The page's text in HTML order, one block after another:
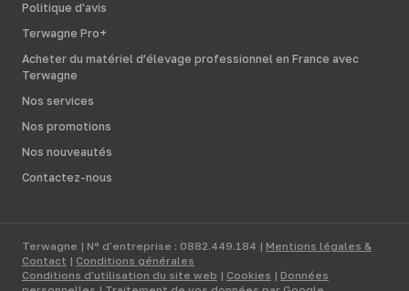
Politique d'avis
Terwagne Pro+
Acheter du matériel d’élevage professionnel en France avec
Terwagne
Nos services
Nos promotions
Nos nouveautés
Contactez-nous
Terwagne | N° d'entreprise : 0882.449.184 | Mentions légales &
Contact | Conditions générales
Conditions d'utilisation du site web | Cookies | Données